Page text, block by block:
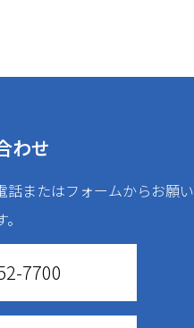
わせ
またはフォームからお願い
7700